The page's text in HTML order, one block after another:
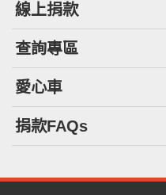
線上捐款
查詢專區
愛心車
捐款FAQs